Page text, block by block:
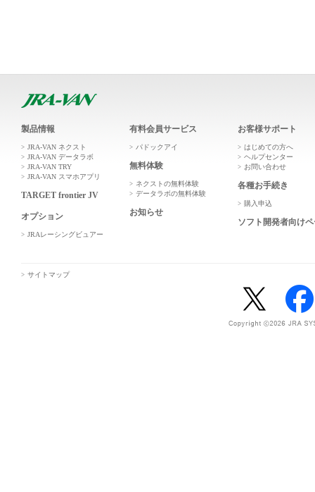
製品情報
JRA-VAN ネクスト
JRA-VAN データラボ
JRA-VAN TRY
JRA-VAN スマホアプリ
TARGET frontier JV
オプション
JRAレーシングビュアー
有料会員サービス
パドックアイ
無料体験
ネクストの無料体験
データラボの無料体験
お知らせ
お客様サポート
はじめての方へ
ヘルプセンター
お問い合わせ
各種お手続き
購入申込
ソフト開発者向け
サイトマップ